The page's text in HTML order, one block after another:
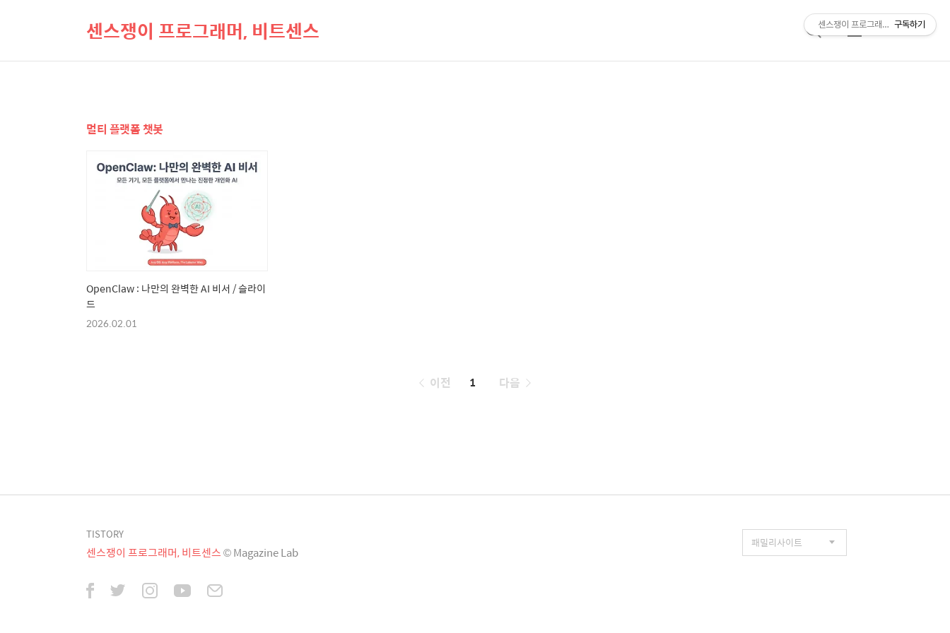
센스쟁이 프로그래머, 비트센스
검
메
멀티 플랫폼 챗봇
OpenClaw : 나만의 완벽한 AI 비서 / 슬라이
드
2026.02.01
페
이전 1 다음
TISTORY
센스쟁이 프로그래머, 비트센스© Magazine Lab
센스쟁이 프로그래머, 비트센스
구독하기